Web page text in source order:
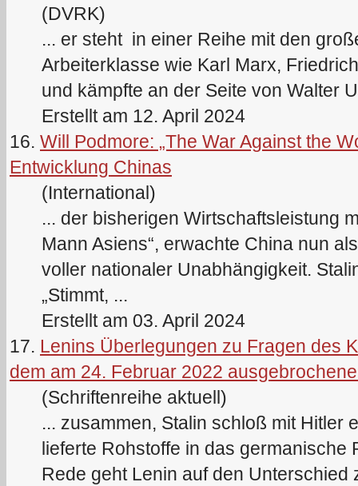
(DVRK)
... er steht in einer Reihe mit den
Arbeiterklasse wie Karl Marx,
und kämpfte an der Seite von Walter
Erstellt am 12. April 2024
16. Will Podmore: „The War Against the
Entwicklung Chinas
(International)
... der bisherigen Wirtschaftsleistung
Mann Asiens“, erwachte China nun
voller nationaler Unabhängigkeit.
„Stimmt, ...
Erstellt am 03. April 2024
17. Lenins Überlegungen zu Fragen des
dem am 24. Februar 2022
(Schriftenreihe aktuell)
... zusammen, Stalin schloß mit Hitler
lieferte Rohstoffe in das germanische
Rede geht Lenin auf den